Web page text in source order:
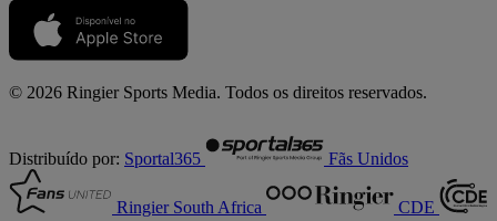
© 2026 Ringier Sports Media. Todos os direitos reservados.
Distribuído por: Sportal365 Fãs Unidos
Ringier South Africa CDE